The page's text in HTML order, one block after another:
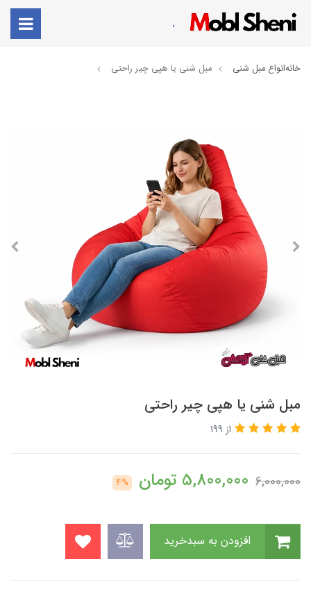
.
خانهانواع مبل شنی مبل شنی یا هپی چیر راحتی
مبل شنی یا هپی چیر راحتی
از 199
6,000,000
5,800,000 تومان 4%